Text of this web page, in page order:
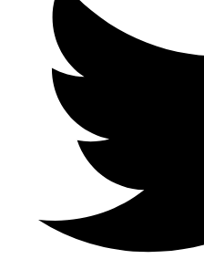
окне